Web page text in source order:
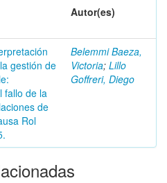
Autor(es)
gestión de
fallo de la
de
Rol
Belemmi Baeza,
Victoria; Lillo
Goffreri, Diego